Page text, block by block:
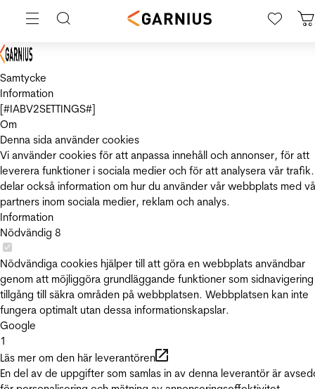
Samtycke
Information
[#IABV2SETTINGS#]
Om
Denna sida använder cookies
Vi använder cookies för att anpassa innehåll och annonser, för att
leverera funktioner i sociala medier och för att analysera vår
delar också information om hur du använder vår webbplats med
partners inom sociala medier, reklam och analys.
Information
Nödvändig 8
Nödvändiga cookies hjälper till att göra en webbplats användbar
genom att möjliggöra grundläggande funktioner som
tillgång till säkra områden på webbplatsen. Webbplatsen kan inte
fungera optimalt utan dessa informationskapslar.
Google
1
Läs mer om den här leverantören
En del av de uppgifter som samlas in av denna leverantör är